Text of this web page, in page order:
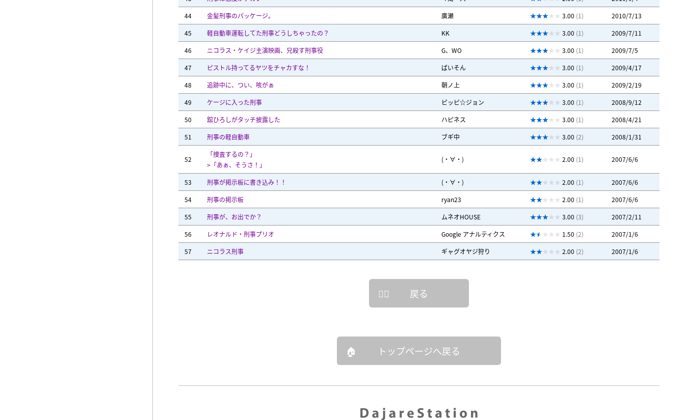
44
金髪刑事のパッケージ。 廣瀬 3.00 (1)
2010/7/13
45
軽自動車運転してた刑事どうしちゃったの？ KK 3.00 (1)
2009/7/11
46
ニコラス・ケイジ主演映画、兄殺す刑事役 G、WO 3.00 (1)
2009/7/5
47
ピストル持ってるヤツをチャカすな！ ばいそん 3.00 (1)
2009/4/17
48
追跡中に、つい、咳がぁ 朝ノ上 3.00 (1)
2009/2/19
49
ケージに入った刑事 ピッピ☆ジョン 3.00 (1)
2008/9/12
50
舘ひろしがタッチ披露した ハピネス 3.00 (1)
2008/4/21
51
刑事の軽自動車 ブギ中 3.00 (2) 2008/1/31
52
「捜査するの？」
>「あぁ、そうさ！」
(・∀・) 2.00 (1) 2007/6/6
53 刑事が掲示板に書き込み！！ (・∀・) 2.00 (1)
2007/6/6
54
刑事の掲示板 ryan23 2.00 (1)
2007/6/6
55
刑事が、お出でか？ ムネオHOUSE 3.00 (3)
2007/2/11
56
レオナルド・刑事プリオ Google アナルティクス 1.50 (2)
2007/1/6
57
ニコラス刑事 ギャグオヤジ狩り 2.00 (2) 2007/1/6
戻る
トップページへ戻る